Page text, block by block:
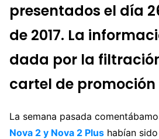
presentados el día
de 2017. La
dada por la
cartel de promoción
La semana pasada
Nova 2 y Nova 2 Plus habían